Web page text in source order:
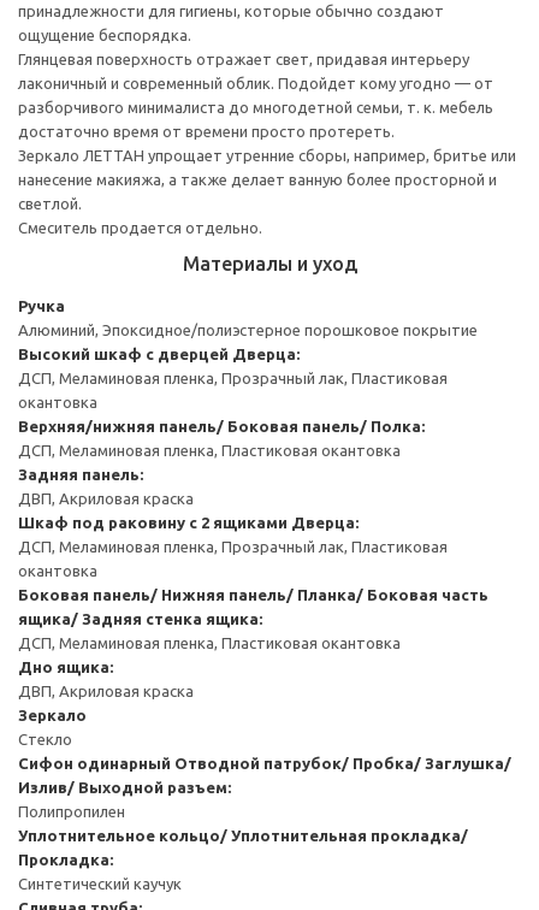
принадлежности для гигиены, которые обычно создают
ощущение беспорядка.
Глянцевая поверхность отражает свет, придавая интерьеру
лаконичный и современный облик. Подойдет кому угодно — от
разборчивого минималиста до многодетной семьи, т. к. мебель
достаточно время от времени просто протереть.
Зеркало ЛЕТТАН упрощает утренние сборы, например, бритье или
нанесение макияжа, а также делает ванную более просторной и
светлой.
Смеситель продается отдельно.
Материалы и уход
Ручка
Алюминий, Эпоксидное/полиэстерное порошковое покрытие
Высокий шкаф с дверцей Дверца:
ДСП, Меламиновая пленка, Прозрачный лак, Пластиковая
окантовка
Верхняя/нижняя панель/ Боковая панель/ Полка:
ДСП, Меламиновая пленка, Пластиковая окантовка
Задняя панель:
ДВП, Акриловая краска
Шкаф под раковину с 2 ящиками Дверца:
ДСП, Меламиновая пленка, Прозрачный лак, Пластиковая
окантовка
Боковая панель/ Нижняя панель/ Планка/ Боковая часть
ящика/ Задняя стенка ящика:
ДСП, Меламиновая пленка, Пластиковая окантовка
Дно ящика:
ДВП, Акриловая краска
Зеркало
Стекло
Сифон одинарный Отводной патрубок/ Пробка/ Заглушка/
Излив/ Выходной разъем:
Полипропилен
Уплотнительное кольцо/ Уплотнительная прокладка/
Прокладка:
Синтетический каучук